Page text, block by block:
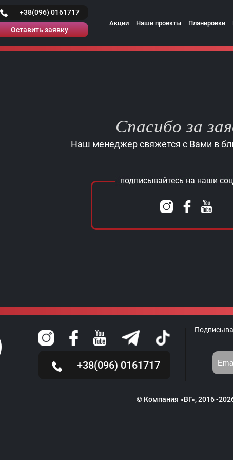
+38(096) 0161717
Оставить заявку
Акции Наши проекты Планировки
Спасибо за
Наш менеджер свяжется с Вами в
подписывайтесь на наши
+38(096) 0161717
© Компания «ВГ», 2016 -